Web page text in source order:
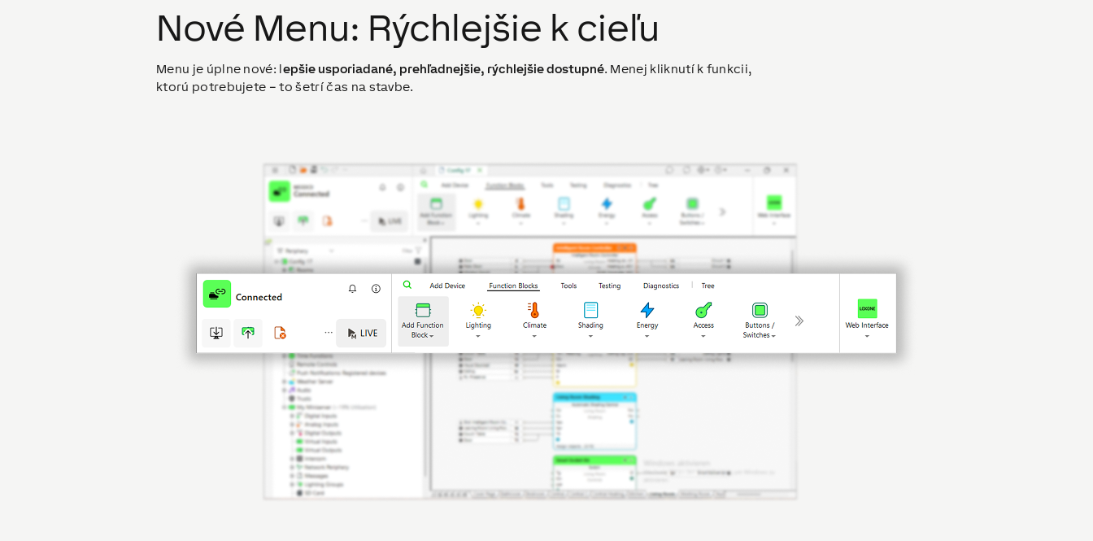
Nové Menu: Rýchlejšie k cieľu
Menu je úplne nové: lepšie usporiadané, prehľadnejšie, rýchlejšie dostupné. Menej kliknutí k funkcii,
ktorú potrebujete – to šetrí čas na stavbe.